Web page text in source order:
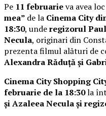
Pe 11 februarieva avea
mea” de la Cinema City
18:30, underegizorul
Necula, originari din
prezenta filmul alături de
Alexandra Răduță și
Cinema City Shopping
februarie de la 18:30la
și Azaleea Necula și